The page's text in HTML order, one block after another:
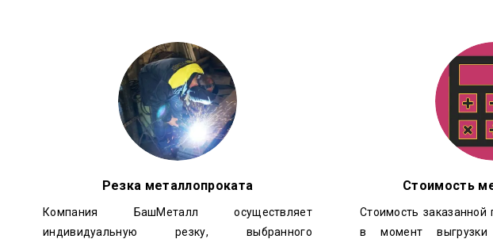
Резка металлопроката
Компания БашМеталл осуществляет
индивидуальную резку, выбранного
Стоимость
Стоимость заказанной
в момент